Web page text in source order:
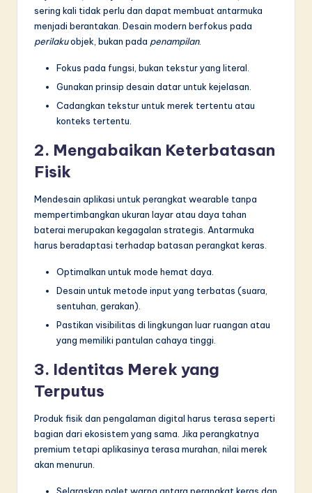
sering kali tidak perlu dan dapat membuat antarmuka
menjadi berantakan. Desain modern berfokus pada
perilakuobjek, bukan pada penampilan.
Fokus pada fungsi, bukan tekstur yang literal.
Gunakan prinsip desain datar untuk kejelasan.
Cadangkan tekstur untuk merek tertentu atau
konteks tertentu.
2. Mengabaikan Keterbatasan
Fisik
Mendesain aplikasi untuk perangkat wearable tanpa
mempertimbangkan ukuran layar atau daya tahan
baterai merupakan kegagalan strategis. Antarmuka
harus beradaptasi terhadap batasan perangkat keras.
Optimalkan untuk mode hemat daya.
Desain untuk metode input yang terbatas (suara,
sentuhan, gerakan).
Pastikan visibilitas di lingkungan luar ruangan atau
yang memiliki pantulan cahaya tinggi.
3. Identitas Merek yang
Terputus
Produk fisik dan pengalaman digital harus terasa seperti
bagian dari ekosistem yang sama. Jika perangkatnya
premium tetapi aplikasinya terasa murahan, nilai merek
akan menurun.